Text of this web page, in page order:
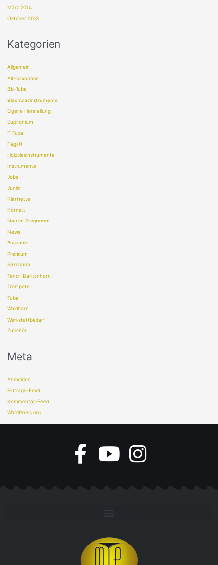
März 2014
Oktober 2013
Kategorien
Allgemein
Alt-Saxophon
Bb-Tuba
Blechblasinstrumente
Eigene Herstellung
Euphonium
F-Tuba
Fagott
Holzblasinstrumente
Instrumente
Jobs
Junior
Klarinette
Kornett
Neu im Programm
News
Posaune
Premium
Saxophon
Tenor-Baritonhorn
Trompete
Tuba
Waldhorn
Werkstattbedarf
Zubehör
Meta
Anmelden
Eintrags-Feed
Kommentar-Feed
WordPress.org